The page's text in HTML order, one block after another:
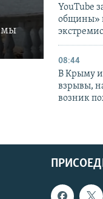
YouTube
общины»
08:44
В Крыму
взрывы,
возник